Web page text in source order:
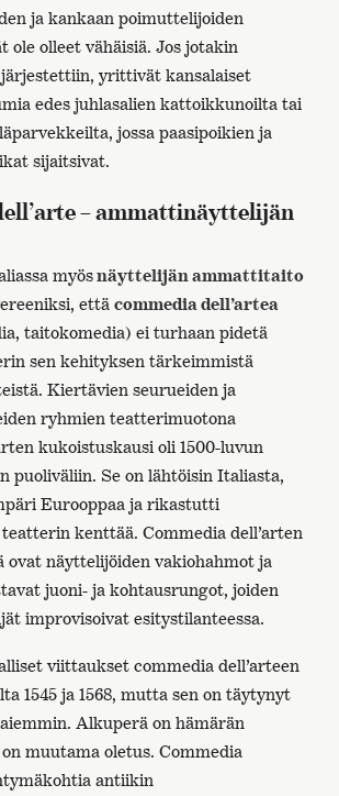
ja kankaan poimuttelijoiden
ole olleet vähäisiä. Jos jotakin
yrittivät kansalaiset
edes juhlasalien kattoikkunoilta tai
jossa paasipoikien ja
sijaitsivat.
– ammattinäyttelijän
myösnäyttelijän ammattitaito
että commedia dell’artea
taitokomedia) ei turhaan pidetä
sen kehityksen tärkeimmistä
Kiertävien seurueiden ja
ryhmien teatterimuotona
kukoistuskausi oli 1500-luvun
puoliväliin. Se on lähtöisin Italiasta,
Eurooppaa ja rikastutti
kenttää. Commedia dell’arten
ovat näyttelijöiden vakiohahmot ja
juoni- ja kohtausrungot, joiden
improvisoivat esitystilanteessa.
viittaukset commedia dell’arteen
1545 ja 1568, mutta sen on täytynyt
Alkuperä on hämärän
muutama oletus. Commedia
antiikin